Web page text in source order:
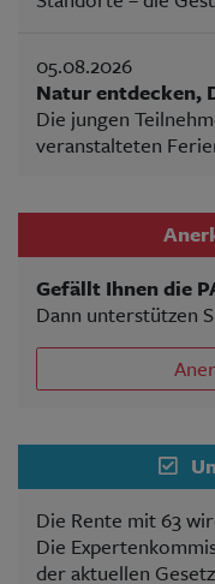
05.08.2026
Natur entdecken,
Die jungen
veranstalteten
Gefällt Ihnen die
Dann unterstützen
Die Rente mit 63
Die
der aktuellen